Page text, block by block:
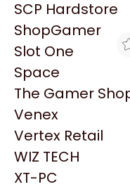
PowerColor
Razer
Redragon
Samsung
Sandisk
Sapphire
Seagate
Sentey
Solarmax
SCP Hardstore
ShopGamer
Slot One
Space
The Gamer
Venex
Vertex Retail
WIZ TECH
XT-PC
Explorá más
FULL H4RD
PLACA DE PLACA DE
5070 12GB GIGABYTE
$1.969.690